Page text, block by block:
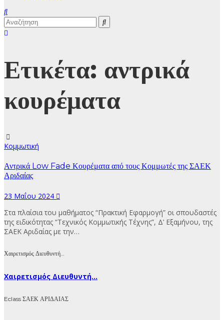
Ετικέτα: αντρικά
κουρέματα
Κομμωτική
Αντρικά Low Fade Κουρέματα από τους Κομμωτές της ΣΑΕΚ
Αριδαίας
23 Μαΐου 2024
Στα πλαίσια του μαθήματος “Πρακτική Εφαρμογή” οι σπουδαστές
της ειδικότητας “Τεχνικός Κομμωτικής Τέχνης”, Δ’ Εξαμήνου, της
ΣΑΕΚ Αριδαίας με την…
Χαιρετισμός Διευθυντή…
Χαιρετισμός Διευθυντή...
Eclass ΣΑΕΚ ΑΡΙΔΑΙΑΣ